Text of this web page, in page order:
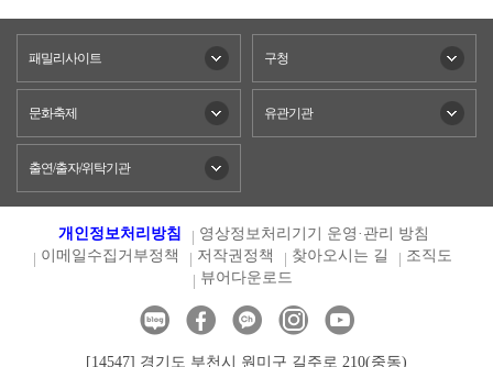
패밀리사이트 구청
문화축제 유관기관
출연/출자/위탁기관
개인정보처리방침
영상정보처리기기 운영·관리 방침
이메일수집거부정책
저작권정책 찾아오시는 길
조직도
뷰어다운로드
[14547] 경기도 부천시 원미구 길주로 210(중동)